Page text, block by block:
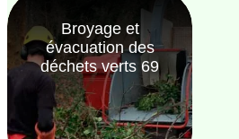
Broyage et
évacuation des
déchets verts 69